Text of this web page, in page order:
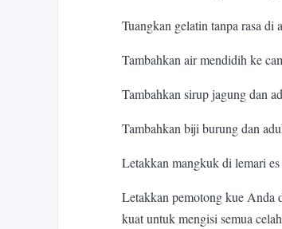
Tuangkan gelatin tanpa rasa di
Tambahkan air mendidih ke
Tambahkan sirup jagung dan
Tambahkan biji burung dan
Letakkan mangkuk di lemari
Letakkan pemotong kue Anda
kuat untuk mengisi semua